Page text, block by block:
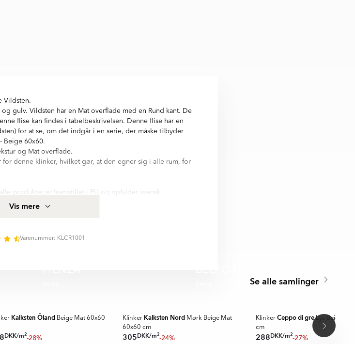
Vildsten.
gulv. Vildsten har en Mat overflade med en Rund kant. De
flise kan findes i tabelbeskrivelsen. Denne flise har en
for at se, om det indgår i en serie, der måske tilbyder
Beige 60x60.
og Mat overflade.
for denne klinker, hvilket gør, at den egner sig i alle rum, for
produkter er fremstillet i EU og opfylder svensk
for Klinker Vildsten Beige Mat 60x60 cm
Vis mere
Varenummer: KLCR1001
Se alle samlinger
Kalksten Öland Beige Mat 60x60
DKK/m2-28%
Klinker Kalksten Nord Mørk Beige Mat
60x60 cm
305DKK/m2-24%
KlinkerCeppo di greLys Beige
cm
288DKK/m2-27%